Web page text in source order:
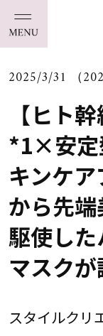
2025/3/31 （
【ヒト
*1×安定
キンケア
から先
駆使し
マスクが
スタイルクリ